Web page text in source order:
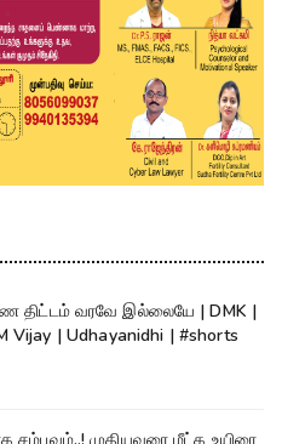
வரவே இல்லையே | DMK |
Vijay | Udhayanidhi | #shorts